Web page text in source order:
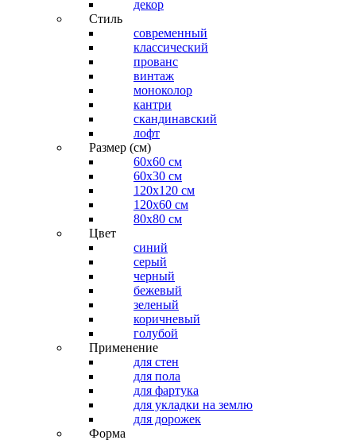
декор
Стиль
современный
классический
прованс
винтаж
моноколор
кантри
скандинавский
лофт
Размер (см)
60х60 см
60x30 см
120x120 см
120x60 см
80x80 см
Цвет
синий
серый
черный
бежевый
зеленый
коричневый
голубой
Применение
для стен
для пола
для фартука
для укладки на землю
для дорожек
Форма